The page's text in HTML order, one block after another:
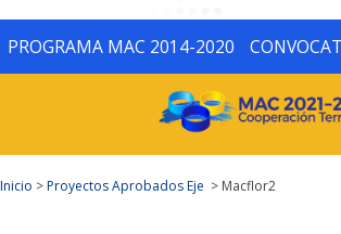
PROGRAMA MAC 2014-2020
Inicio >Proyectos Aprobados Eje > Macflor2